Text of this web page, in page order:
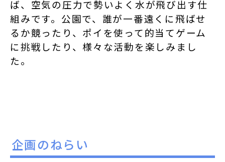
ば、空気の圧力で勢いよく水が飛び出す仕
組みです。公園で、誰が一番遠くに飛ばせ
るか競ったり、ポイを使って的当てゲーム
に挑戦したり、様々な活動を楽しみまし
た。
企画のねらい